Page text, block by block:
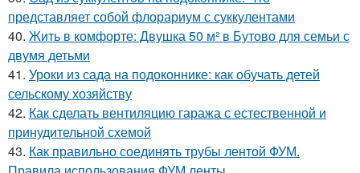
представляет собой флорариум с суккулентами
40. Жить в комфорте: Двушка 50 м² в Бутово для семьи с
двумя детьми
41. Уроки из сада на подоконнике: как обучать детей
сельскому хозяйству
42. Как сделать вентиляцию гаража с естественной и
принудительной схемой
43. Как правильно соединять трубы лентой ФУМ.